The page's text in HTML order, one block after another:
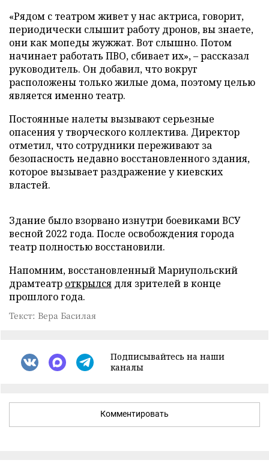
«Рядом с театром живет у нас актриса, говорит,
периодически слышит работу дронов, вы знаете,
они как мопеды жужжат. Вот слышно. Потом
начинает работать ПВО, сбивает их», – рассказал
руководитель. Он добавил, что вокруг
расположены только жилые дома, поэтому целью
является именно театр.
Постоянные налеты вызывают серьезные
опасения у творческого коллектива. Директор
отметил, что сотрудники переживают за
безопасность недавно восстановленного здания,
которое вызывает раздражение у киевских
властей.
Здание было взорвано изнутри боевиками ВСУ
весной 2022 года. После освобождения города
театр полностью восстановили.
Напомним, восстановленный Мариупольский
драмтеатр открылся для зрителей в конце
прошлого года.
Текст: Вера Басилая
Подписывайтесь на наши
каналы
Комментировать